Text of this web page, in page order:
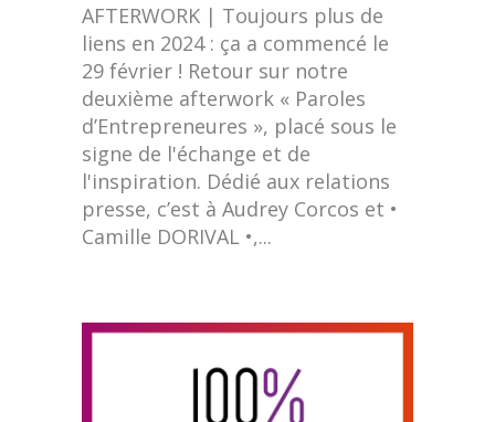
AFTERWORK | Toujours plus de
liens en 2024 : ça a commencé le
29 février ! Retour sur notre
deuxième afterwork « Paroles
d’Entrepreneures », placé sous le
signe de l'échange et de
l'inspiration. Dédié aux relations
presse, c’est à Audrey Corcos et •
Camille DORIVAL •,...